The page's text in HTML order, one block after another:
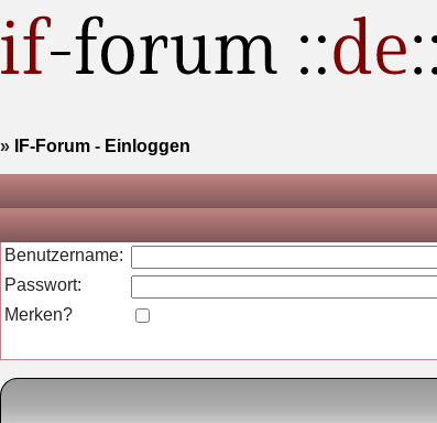
» IF-Forum - Einloggen
Benutzername:
Passwort:
Merken?